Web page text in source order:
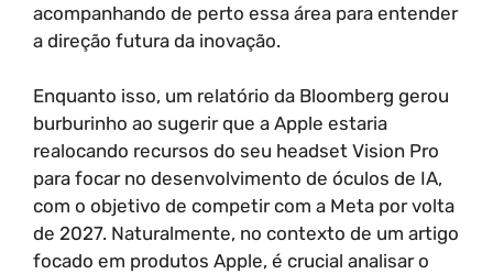
acompanhando de perto essa área para entender
a direção futura da inovação.
Enquanto isso, um relatório da Bloomberg gerou
burburinho ao sugerir que a Apple estaria
realocando recursos do seu headset Vision Pro
para focar no desenvolvimento de óculos de IA,
com o objetivo de competir com a Meta por volta
de 2027. Naturalmente, no contexto de um artigo
focado em produtos Apple, é crucial analisar o